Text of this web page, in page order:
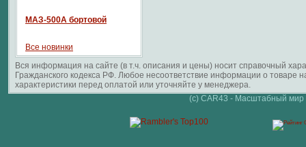
МАЗ-500А бортовой
Все новинки
Вся информация на сайте (в т.ч. описания и цены) носит справочный
Гражданского кодекса РФ. Любое несоответствие информации о
характеристики перед оплатой или уточняйте у менеджера.
(c) CAR43 - Масштабный мир